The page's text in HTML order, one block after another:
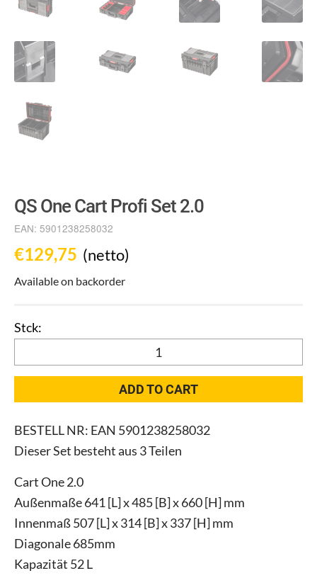
QS One Cart Profi Set 2.0
EAN: 5901238258032
€129,75 (netto)
Available on backorder
One
Profi
2.0
quantity
ADD TO CART
BESTELL NR: EAN 5901238258032
Dieser Set besteht aus 3 Teilen
Cart One 2.0
Außenmaße 641 [L] x 485 [B] x 660 [H] mm
Innenmaß 507 [L] x 314 [B] x 337 [H] mm
Diagonale 685mm
Kapazität 52 L